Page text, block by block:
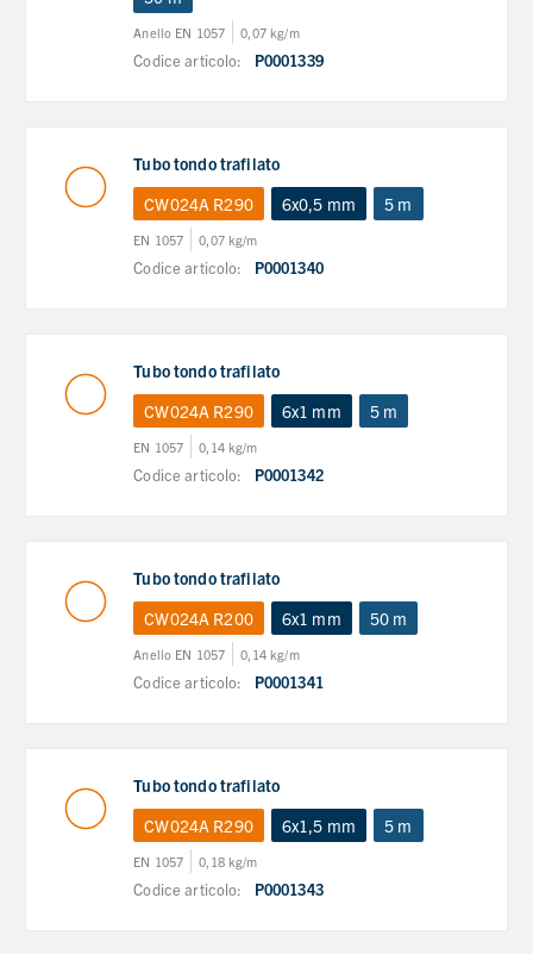
Anello EN 1057 0,07 kg/m
Codice articolo: P0001339
Tubo tondo trafilato
CW024A R290
6x0,5 mm 5 m
EN 1057 0,07 kg/m
Codice articolo: P0001340
Tubo tondo trafilato
CW024A R290
6x1 mm 5 m
EN 1057 0,14 kg/m
Codice articolo: P0001342
Tubo tondo trafilato
CW024A R200
6x1 mm 50 m
Anello EN 1057 0,14 kg/m
Codice articolo: P0001341
Tubo tondo trafilato
CW024A R290
6x1,5 mm 5 m
EN 1057 0,18 kg/m
Codice articolo: P0001343